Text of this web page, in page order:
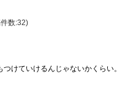
数:32)
けていけるんじゃないかくらい。